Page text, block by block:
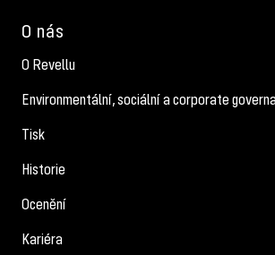
O nás
O Revellu
Environmentální, sociální a corporate
Tisk
Historie
Ocenění
Kariéra